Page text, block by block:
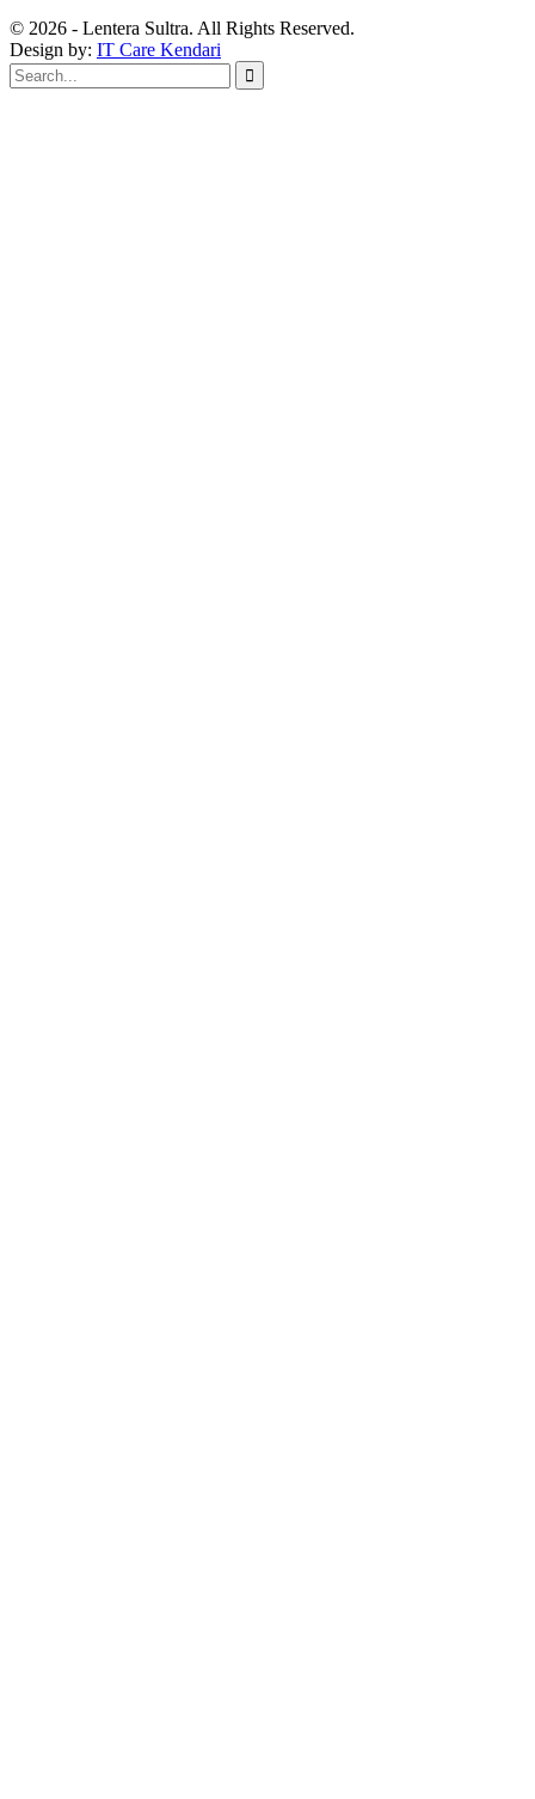
© 2026 - Lentera Sultra. All Rights Reserved.
Design by: IT Care Kendari